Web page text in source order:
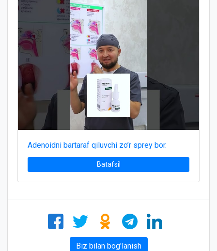
Adenoidni bartaraf qiluvchi zo’r sprey bor.
Batafsil
Biz bilan bog'lanish